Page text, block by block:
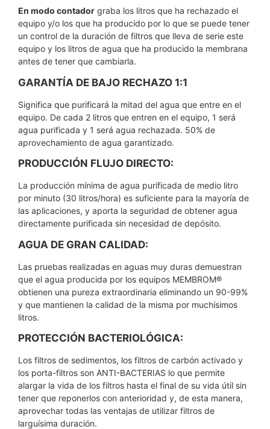
En modo contador graba los litros que ha rechazado el
equipo y/o los que ha producido por lo que se puede tener
un control de la duración de filtros que lleva de serie este
equipo y los litros de agua que ha producido la membrana
antes de tener que cambiarla.
GARANTÍA DE BAJO RECHAZO 1:1
Significa que purificará la mitad del agua que entre en el
equipo. De cada 2 litros que entren en el equipo, 1 será
agua purificada y 1 será agua rechazada. 50% de
aprovechamiento de agua garantizado.
PRODUCCIÓN FLUJO DIRECTO:
La producción mínima de agua purificada de medio litro
por minuto (30 litros/hora) es suficiente para la mayoría de
las aplicaciones, y aporta la seguridad de obtener agua
directamente purificada sin necesidad de depósito.
AGUA DE GRAN CALIDAD:
Las pruebas realizadas en aguas muy duras demuestran
que el agua producida por los equipos MEMBROM®
obtienen una pureza extraordinaria eliminando un 90-99%
y que mantienen la calidad de la misma por muchísimos
litros.
PROTECCIÓN BACTERIOLÓGICA:
Los filtros de sedimentos, los filtros de carbón activado y
los porta-filtros son ANTI-BACTERIAS lo que permite
alargar la vida de los filtros hasta el final de su vida útil sin
tener que reponerlos con anterioridad y, de esta manera,
aprovechar todas las ventajas de utilizar filtros de
larguísima duración.